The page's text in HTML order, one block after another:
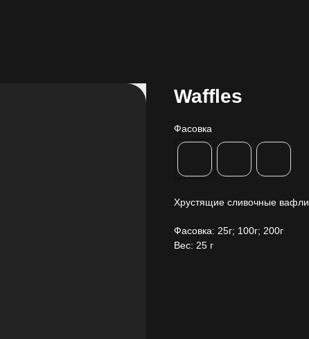
Waffles
Фасовка
Хрустящие сливочные вафли
Фасовка: 25г; 100г; 200г
Вес: 25 г